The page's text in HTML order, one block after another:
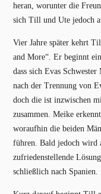
heran, worunter die
sich Till und Ute jedoch
Vier Jahre später kehrt
and More“. Er beginnt
dass sich Evas
nach der Trennung von
doch die ist inzwischen
zusammen. Meike
woraufhin die beiden
führen. Bald jedoch wird
zufriedenstellende
schließlich nach Spanien.